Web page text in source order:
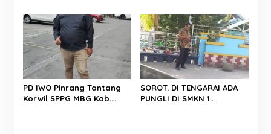
Surat Disampaikan ke
Kantor Wakil Presiden
Performing CS dan Teller
tahun 2026
PD IWO Pinrang Tantang
Korwil SPPG MBG Kab.
SOROT. DI TENGARAI ADA
PUNGLI DI SMKN 1